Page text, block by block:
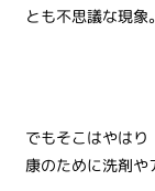
とも不思議な現象
でもそこはやは
康のために洗剤や